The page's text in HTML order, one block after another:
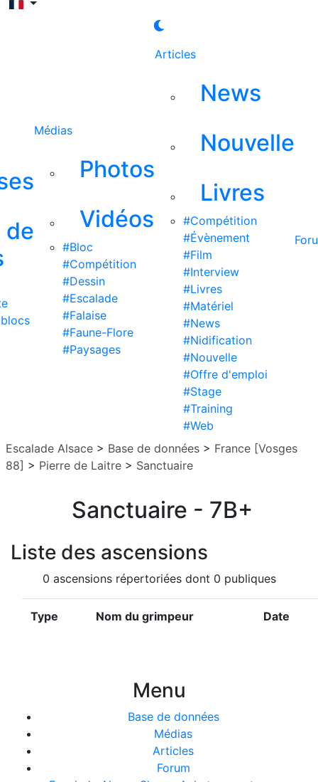
de
Médias
Photos
Vidéos
#Bloc
#Compétition
#Dessin
#Escalade
#Falaise
#Faune-Flore
#Paysages
Articles
News
Nouvelle
Livres
#Compétition
#Évènement
#Film
#Interview
#Livres
#Matériel
#News
#Nidification
#Nouvelle
#Offre d'emploi
#Stage
#Training
#Web
Escalade Alsace > Base de données > France [Vosges
88] > Pierre de Laitre > Sanctuaire
Sanctuaire - 7B+
Liste des ascensions
0 ascensions répertoriées dont 0 publiques
Type Nom du grimpeur Date
Menu
Base de données
Médias
Articles
Forum